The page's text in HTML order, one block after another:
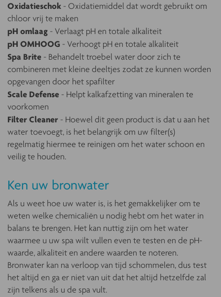
Oxidatieschok - Oxidatiemiddel dat wordt gebruikt om
chloor vrij te maken
pH omlaag - Verlaagt pH en totale alkaliteit
pH OMHOOG - Verhoogt pH en totale alkaliteit
Spa Brite - Behandelt troebel water door zich te
combineren met kleine deeltjes zodat ze kunnen worden
opgevangen door het spafilter
Scale Defense - Helpt kalkafzetting van mineralen te
voorkomen
Filter Cleaner - Hoewel dit geen product is dat u aan het
water toevoegt, is het belangrijk om uw filter(s)
regelmatig hiermee te reinigen om het water schoon en
veilig te houden.
Ken uw bronwater
Als u weet hoe uw water is, is het gemakkelijker om te
weten welke chemicaliën u nodig hebt om het water in
balans te brengen. Het kan nuttig zijn om het water
waarmee u uw spa wilt vullen even te testen en de pH-
waarde, alkaliteit en andere waarden te noteren.
Bronwater kan na verloop van tijd schommelen, dus test
het altijd en ga er niet van uit dat het altijd hetzelfde zal
zijn telkens als u de spa vult.